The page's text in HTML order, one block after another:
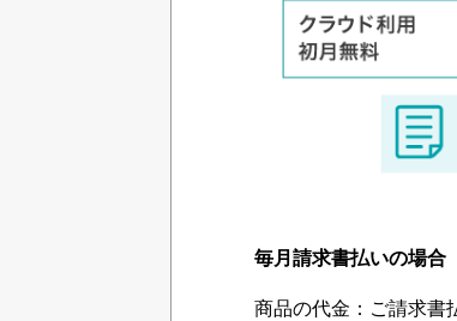
毎月請求書払いの場合
商品の代金：ご請求書